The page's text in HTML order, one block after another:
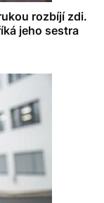
rozbíjí zdi.
jeho sestra